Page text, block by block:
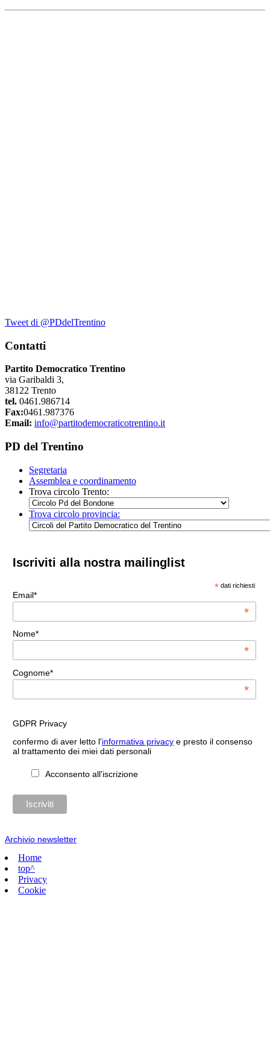
Tweet di @PDdelTrentino
Contatti
Partito Democratico Trentino
via Garibaldi 3,
38122 Trento
tel. 0461.986714
Fax:0461.987376
Email: info@partitodemocraticotrentino.it
PD del Trentino
Segretaria
Assemblea e coordinamento
Trova circolo Trento:
Trova circolo provincia:
Iscriviti alla nostra mailinglist
* dati richiesti
Email*
*
Nome*
*
Cognome*
*
GDPR Privacy
confermo di aver letto l'informativa privacye presto il consenso
al trattamento dei miei dati personali
Acconsento all'iscrizione
Archivio newsletter
Home
top^
Privacy
Cookie